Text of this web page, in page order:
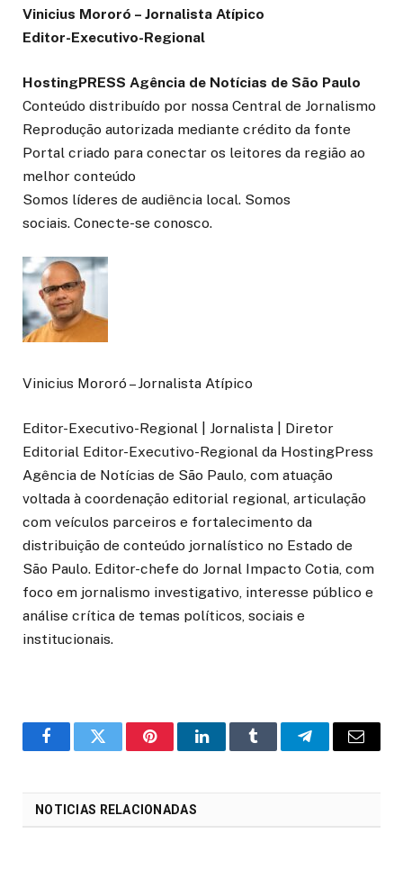
Vinicius Mororó – Jornalista Atípico
Editor-Executivo-Regional
HostingPRESS Agência de Notícias de São Paulo
Conteúdo distribuído por nossa Central de Jornalismo
Reprodução autorizada mediante crédito da fonte
Portal criado para conectar os leitores da região ao
melhor conteúdo
Somos líderes de audiência local. Somos
sociais. Conecte-se conosco.
Vinicius Mororó – Jornalista Atípico
Editor-Executivo-Regional | Jornalista | Diretor
Editorial Editor-Executivo-Regional da HostingPress
Agência de Notícias de São Paulo, com atuação
voltada à coordenação editorial regional, articulação
com veículos parceiros e fortalecimento da
distribuição de conteúdo jornalístico no Estado de
São Paulo. Editor-chefe do Jornal Impacto Cotia, com
foco em jornalismo investigativo, interesse público e
análise crítica de temas políticos, sociais e
institucionais.
o
Twitter PinterestLinkedInTumblr Telegrama
E-
NOTICIAS RELACIONADAS